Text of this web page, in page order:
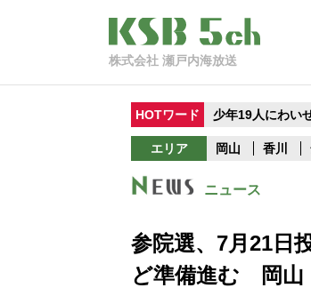
株式会社 瀬戸内海放送
HOTワード 少年19人にわい
エリア 岡山 香川
ニュース
参院選、7月21日
ど準備進む 岡山